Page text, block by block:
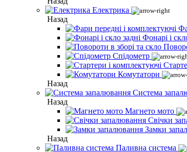
Електрика
Назад
Фонарі і
Спідометр
Комутатори
Назад
Система
Назад
Магнето мото
Свічки
Замки
Назад
Паливна система